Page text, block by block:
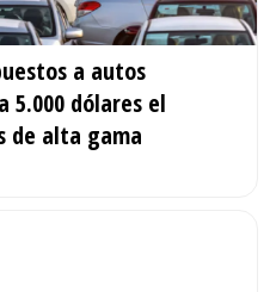
a autos
5.000 dólares el
de alta gama